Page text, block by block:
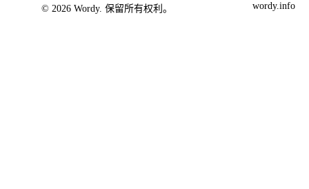
© 2026 Wordy. 保留所有权利。 wordy.info